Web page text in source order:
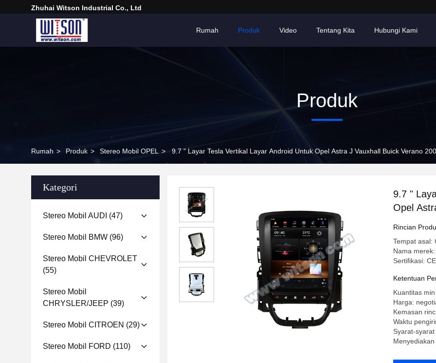
Zhuhai Witson Industrial Co., Ltd
Rumah Produk Video Tentang Kita Hubungi Kami
Produk
Rumah > Produk > Stereo Mobil OPEL > 9.7 " Layar Tesla Vertikal Layar Android Untuk Opel Astra J Vauxhall Buick Verano
Kategori
Stereo Mobil AUDI (47)
Stereo Mobil BMW (96)
Stereo Mobil CHEVROLET
(55)
Stereo Mobil
CHRYSLER/JEEP (39)
Stereo Mobil CITROEN (29)
Stereo Mobil FORD (110)
9.7 "
Opel
Rincian
Tempat asal:
Nama
Sertifikasi:
Ketentuan
Kuantitas
Harga:
Kemasan
Waktu
Syarat-